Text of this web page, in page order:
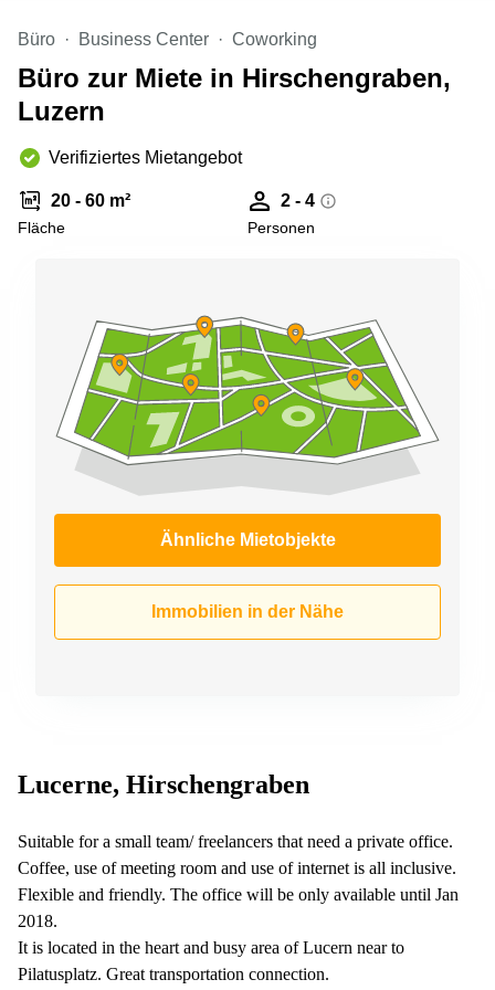
Büro
mieten
Luzern
Business
Center
Zürich
Business
Center
29 Basel
Zugerstrasse
32 Baar
Glärnischstrasse
4 Luzern
Büro Business Center Coworking
Büro zur Miete in Hirschengraben,
Luzern
Verifiziertes Mietangebot
20 - 60 m²
Fläche
2 - 4
Personen
Ähnliche Mietobjekte
Immobilien in der Nähe
Lucerne, Hirschengraben
Suitable for a small team/ freelancers that need a private office.
Coffee, use of meeting room and use of internet is all inclusive.
Flexible and friendly. The office will be only available until Jan
2018.
It is located in the heart and busy area of Lucern near to
Pilatusplatz. Great transportation connection.